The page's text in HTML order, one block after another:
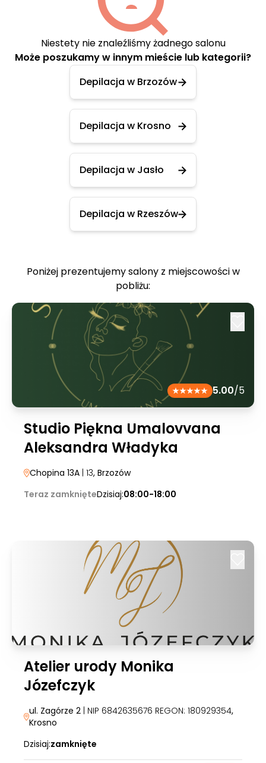
Niestety nie znaleźliśmy żadnego salonu
Może poszukamy w innym mieście lub kategorii?
Depilacja w Brzozów
Depilacja w Krosno
Depilacja w Jasło
Depilacja w Rzeszów
Poniżej prezentujemy salony z miejscowości w
pobliżu:
5.00/5
Studio Piękna Umalovvana
Aleksandra Władyka
Chopina 13A | 13, Brzozów
Teraz zamknięteDzisiaj:08:00-18:00
Atelier urody Monika
Józefczyk
ul. Zagórze 2 | NIP 6842635676 REGON: 180929354,
Krosno
Dzisiaj:zamknięte